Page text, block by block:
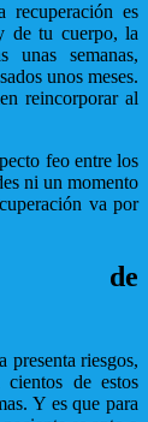
es
de tu cuerpo, la
unas semanas,
unos meses.
reincorporar al
feo entre los
ni un momento
va por
de
presenta riesgos,
de estos
Y es que para